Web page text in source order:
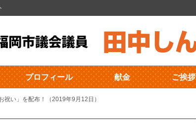
プロフィール 献金 ご挨拶
祝い」を配布！（2019年9月12日）